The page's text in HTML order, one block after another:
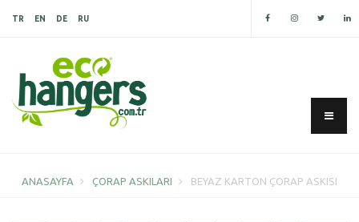
TR EN DE RU
ANASAYFA ÇORAP ASKILARI BEYAZ KARTON ÇORAP ASKISI